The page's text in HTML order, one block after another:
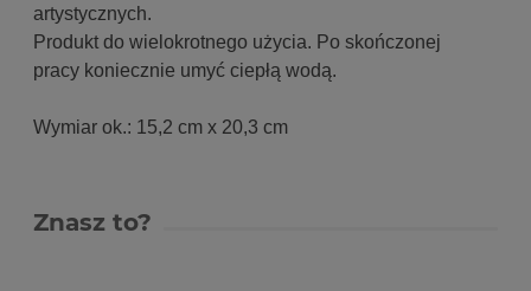
artystycznych.
Produkt do wielokrotnego użycia. Po skończonej
pracy koniecznie umyć ciepłą wodą.
Wymiar ok.: 15,2 cm x 20,3 cm
Znasz to?